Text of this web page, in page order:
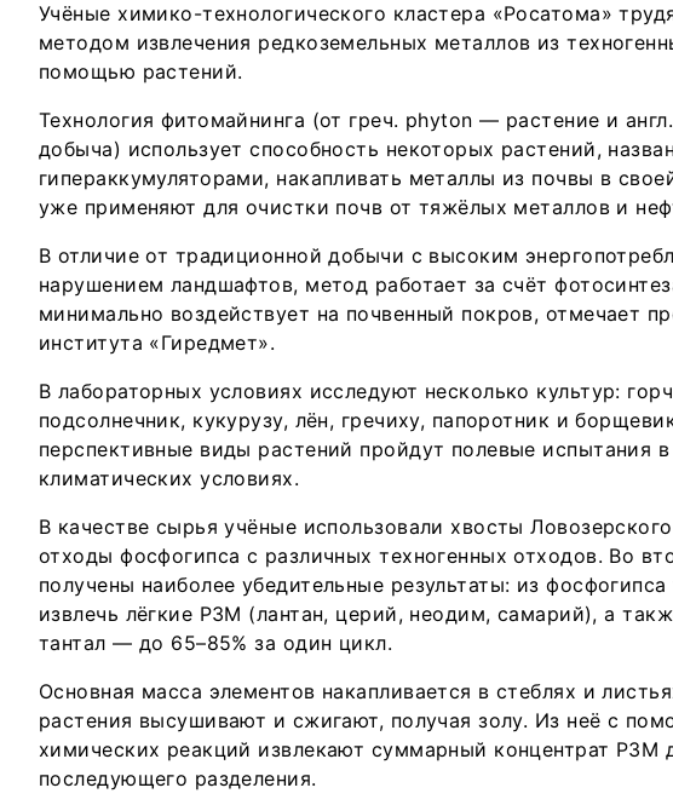
Учёные химико-технологического кластера «Росатома»
методом извлечения редкоземельных металлов из
помощью растений.
Технология фитомайнинга (от греч. phyton — растение и
добыча) использует способность некоторых растений,
гипераккумуляторами, накапливать металлы из почвы в
уже применяют для очистки почв от тяжёлых металлов и
В отличие от традиционной добычи с высоким
нарушением ландшафтов, метод работает за счёт
минимально воздействует на почвенный покров, отмечает
института «Гиредмет».
В лабораторных условиях исследуют несколько культур:
подсолнечник, кукурузу, лён, гречиху, папоротник и
перспективные виды растений пройдут полевые испытания
климатических условиях.
В качестве сырья учёные использовали хвосты
отходы фосфогипса с различных техногенных отходов. Во
получены наиболее убедительные результаты: из фосфогипса
извлечь лёгкие РЗМ (лантан, церий, неодим, самарий), а
тантал — до 65–85% за один цикл.
Основная масса элементов накапливается в стеблях и
растения высушивают и сжигают, получая золу. Из неё с
химических реакций извлекают суммарный концентрат РЗМ
последующего разделения.